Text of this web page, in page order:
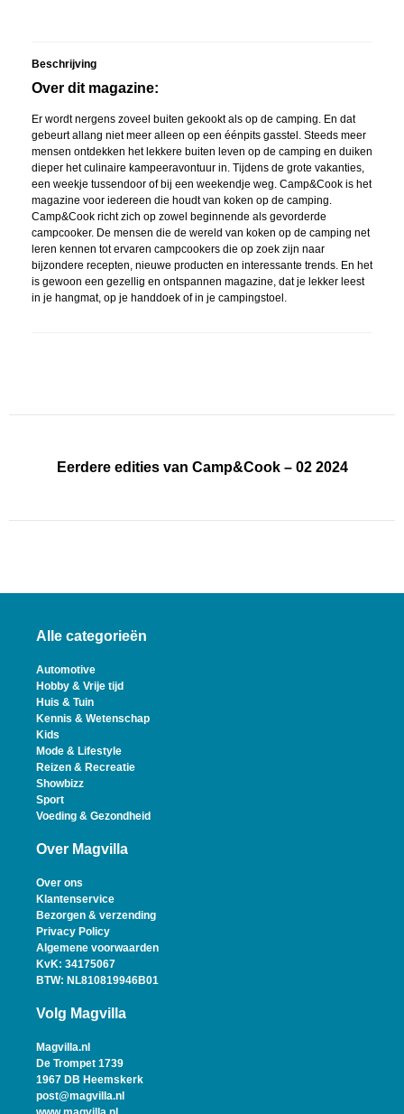
Beschrijving
Over dit magazine:
Er wordt nergens zoveel buiten gekookt als op de camping. En dat
gebeurt allang niet meer alleen op een éénpits gasstel. Steeds meer
mensen ontdekken het lekkere buiten leven op de camping en duiken
dieper het culinaire kampeeravontuur in. Tijdens de grote vakanties,
een weekje tussendoor of bij een weekendje weg. Camp&Cook is het
magazine voor iedereen die houdt van koken op de camping.
Camp&Cook richt zich op zowel beginnende als gevorderde
campcooker. De mensen die de wereld van koken op de camping net
leren kennen tot ervaren campcookers die op zoek zijn naar
bijzondere recepten, nieuwe producten en interessante trends. En het
is gewoon een gezellig en ontspannen magazine, dat je lekker leest
in je hangmat, op je handdoek of in je campingstoel.
Eerdere edities van Camp&Cook – 02 2024
Alle categorieën
Automotive
Hobby & Vrije tijd
Huis & Tuin
Kennis & Wetenschap
Kids
Mode & Lifestyle
Reizen & Recreatie
Showbizz
Sport
Voeding & Gezondheid
Over Magvilla
Over ons
Klantenservice
Bezorgen & verzending
Privacy Policy
Algemene voorwaarden
KvK: 34175067
BTW: NL810819946B01
Volg Magvilla
Magvilla.nl
De Trompet 1739
1967 DB Heemskerk
post@magvilla.nl